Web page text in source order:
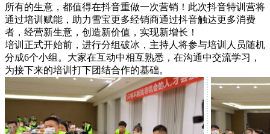
所有的生意，都值得在抖音重做一次营销！此次抖音特训营将
通过培训赋能，助力雪宝更多经销商通过抖音触达更多消费
者，经营新生意，创造新价值，实现新增长！
培训正式开始前，进行分组破冰，主持人将参与培训人员随机
分成6个小组。大家在互动中相互熟悉，在沟通中交流学习，
为接下来的培训打下团结合作的基础。